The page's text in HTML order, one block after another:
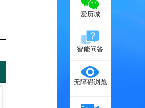
爱历城
智能问答
无障碍浏览